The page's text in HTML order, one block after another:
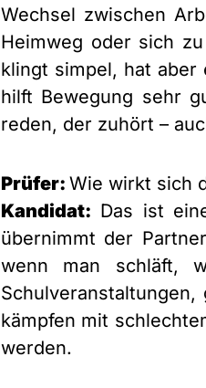
Wechsel zwischen
Heimweg oder sich
klingt simpel, hat aber
hilft Bewegung sehr
reden, der zuhört –
Prüfer: Wie wirkt sich
Kandidat: Das ist
übernimmt der
wenn man schläft,
kämpfen mit
werden.